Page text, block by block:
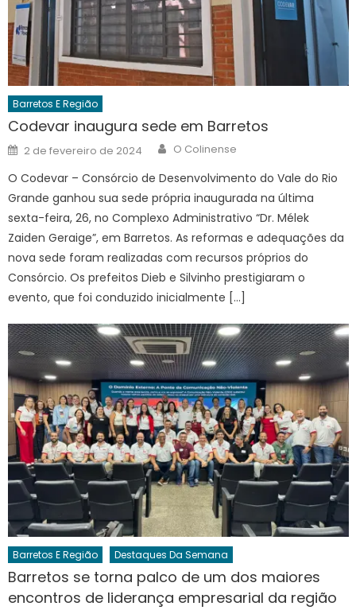
Barretos E Região
Codevar inaugura sede em Barretos
Posted
on
2 de fevereiro de 2024 Author
O Colinense
O Codevar – Consórcio de Desenvolvimento do Vale do Rio
Grande ganhou sua sede própria inaugurada na última
sexta-feira, 26, no Complexo Administrativo “Dr. Mélek
Zaiden Geraige”, em Barretos. As reformas e adequações da
nova sede foram realizadas com recursos próprios do
Consórcio. Os prefeitos Dieb e Silvinho prestigiaram o
evento, que foi conduzido inicialmente […]
Barretos E Região Destaques Da Semana
Barretos se torna palco de um dos maiores
encontros de liderança empresarial da região